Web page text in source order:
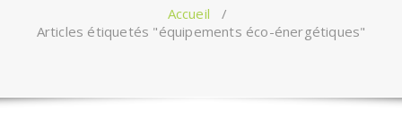
Accueil /
Articles étiquetés "équipements éco-énergétiques"